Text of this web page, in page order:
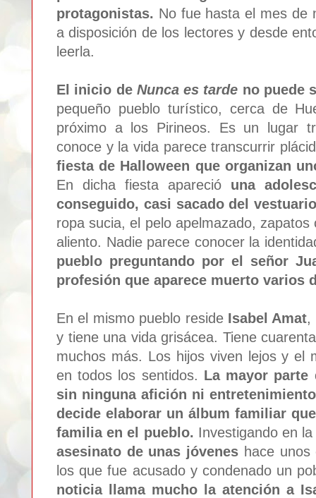
protagonistas. No fue hasta el mes de
a disposición de los lectores y desde
leerla.
El inicio de Nunca es tarde no puede
pequeño pueblo turístico, cerca de
próximo a los Pirineos. Es un lugar
conoce y la vida parece transcurrir
fiesta de Halloween que organizan
En dicha fiesta apareció una
conseguido, casi sacado del
ropa sucia, el pelo apelmazado,
aliento. Nadie parece conocer la
pueblo preguntando por el señor
profesión que aparece muerto varios
En el mismo pueblo reside Isabel Amat,
y tiene una vida grisácea. Tiene
muchos más. Los hijos viven lejos y el
en todos los sentidos. La mayor parte
sin ninguna afición ni
decide elaborar un álbum familiar
familia en el pueblo. Investigando en
asesinato de unas jóvenes hace
los que fue acusado y condenado un
noticia llama mucho la atención a